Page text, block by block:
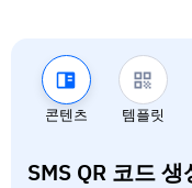
콘텐츠 템플릿
SMS QR 코드 생